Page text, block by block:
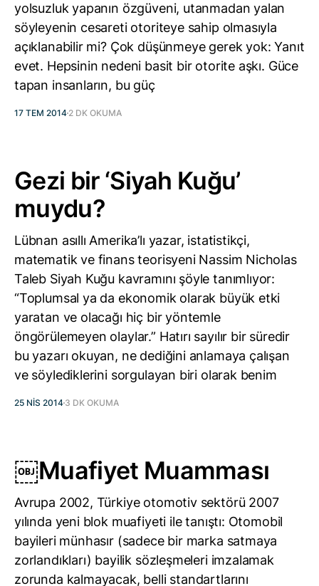
yolsuzluk yapanın özgüveni, utanmadan yalan
söyleyenin cesareti otoriteye sahip olmasıyla
açıklanabilir mi? Çok düşünmeye gerek yok: Yanıt
evet. Hepsinin nedeni basit bir otorite aşkı. Güce
tapan insanların, bu güç
17 TEM 2014 2 DK OKUMA
Gezi bir ‘Siyah Kuğu’
muydu?
Lübnan asıllı Amerika’lı yazar, istatistikçi,
matematik ve finans teorisyeni Nassim Nicholas
Taleb Siyah Kuğu kavramını şöyle tanımlıyor:
“Toplumsal ya da ekonomik olarak büyük etki
yaratan ve olacağı hiç bir yöntemle
öngörülemeyen olaylar.” Hatırı sayılır bir süredir
bu yazarı okuyan, ne dediğini anlamaya çalışan
ve söylediklerini sorgulayan biri olarak benim
25 NIS 2014 3 DK OKUMA
￼Muafiyet Muamması
Avrupa 2002, Türkiye otomotiv sektörü 2007
yılında yeni blok muafiyeti ile tanıştı: Otomobil
bayileri münhasır (sadece bir marka satmaya
zorlandıkları) bayilik sözleşmeleri imzalamak
zorunda kalmayacak, belli standartlarını